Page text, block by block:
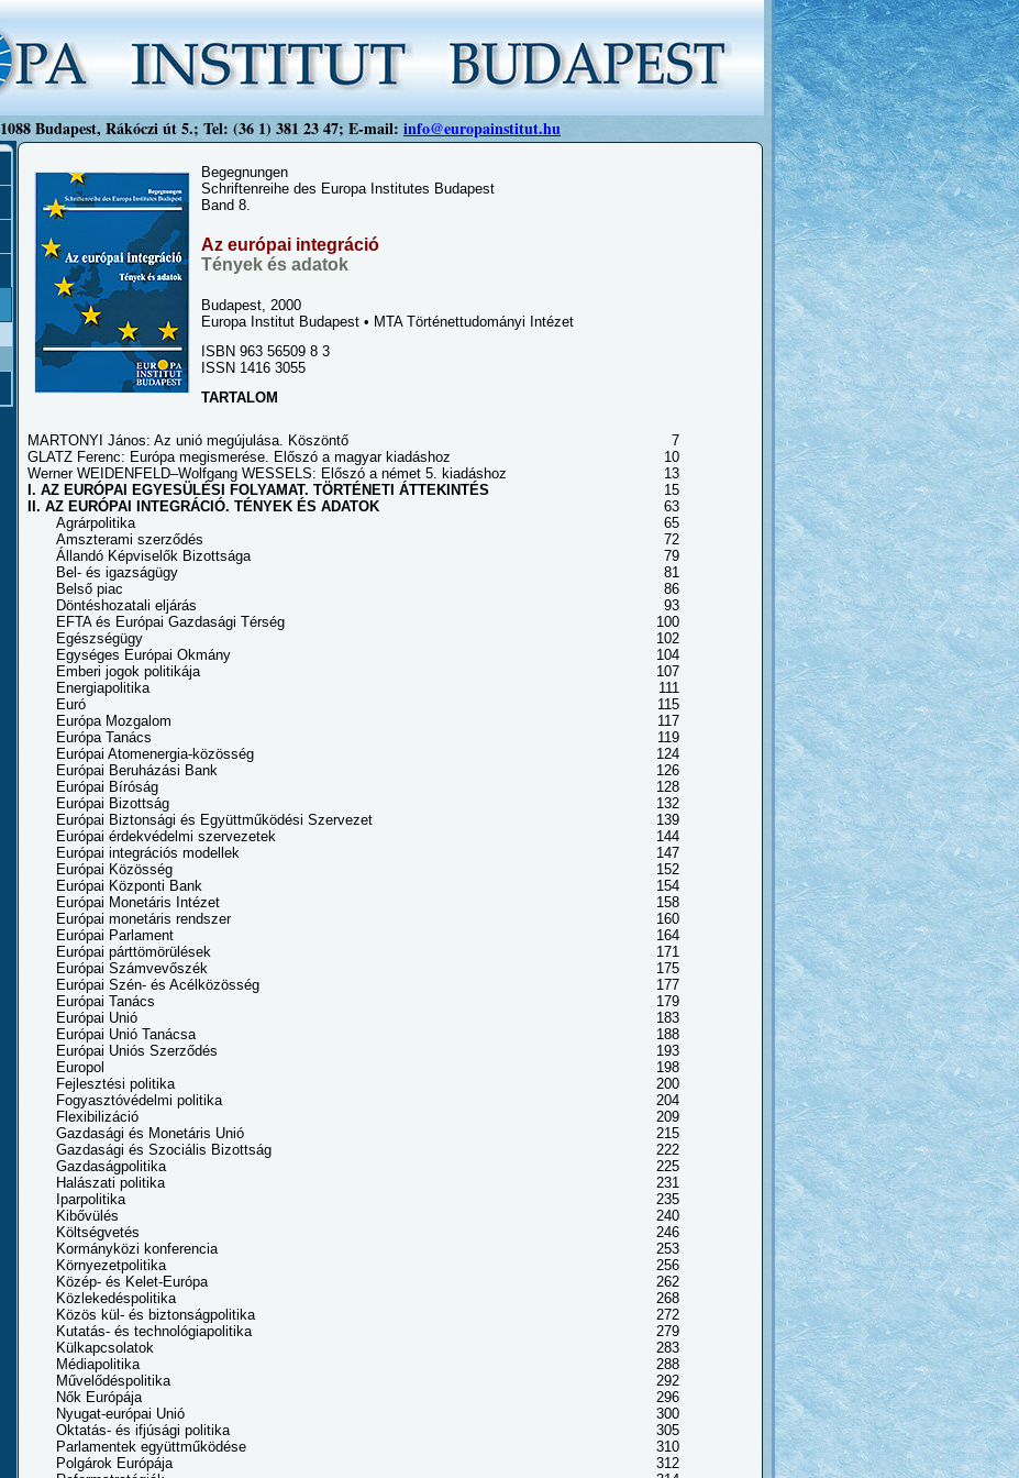
1088 Budapest, Rákóczi út 5.; Tel: (36 1) 381 23 47; E-mail: info@europainstitut.hu
Begegnungen
Schriftenreihe des Europa Institutes Budapest
Band 8.
Az európai integráció
Tények és adatok
Budapest, 2000
Europa Institut Budapest • MTA Történettudományi Intézet
ISBN 963 56509 8 3
ISSN 1416 3055
TARTALOM
MARTONYI János: Az unió megújulása. Köszöntő
GLATZ Ferenc: Európa megismerése. Előszó a magyar kiadáshoz
Werner WEIDENFELD–Wolfgang WESSELS: Előszó a német 5. kiadáshoz
I. AZ EURÓPAI EGYESÜLÉSI FOLYAMAT. TÖRTÉNETI ÁTTEKINTÉS
II. AZ EURÓPAI INTEGRÁCIÓ. TÉNYEK ÉS ADATOK
Agrárpolitika
Amszterami szerződés
Állandó Képviselők Bizottsága
Bel- és igazságügy
Belső piac
Döntéshozatali eljárás
EFTA és Európai Gazdasági Térség
Egészségügy
Egységes Európai Okmány
Emberi jogok politikája
Energiapolitika
Euró
Európa Mozgalom
Európa Tanács
Európai Atomenergia-közösség
Európai Beruházási Bank
Európai Bíróság
Európai Bizottság
Európai Biztonsági és Együttműködési Szervezet
Európai érdekvédelmi szervezetek
Európai integrációs modellek
Európai Közösség
Európai Központi Bank
Európai Monetáris Intézet
Európai monetáris rendszer
Európai Parlament
Európai párttömörülések
Európai Számvevőszék
Európai Szén- és Acélközösség
Európai Tanács
Európai Unió
Európai Unió Tanácsa
Európai Uniós Szerződés
Europol
Fejlesztési politika
Fogyasztóvédelmi politika
Flexibilizáció
Gazdasági és Monetáris Unió
Gazdasági és Szociális Bizottság
Gazdaságpolitika
Halászati politika
Iparpolitika
Kibővülés
Költségvetés
Kormányközi konferencia
Környezetpolitika
Közép- és Kelet-Európa
Közlekedéspolitika
Közös kül- és biztonságpolitika
Kutatás- és technológiapolitika
Külkapcsolatok
Médiapolitika
Művelődéspolitika
Nők Európája
Nyugat-európai Unió
Oktatás- és ifjúsági politika
Parlamentek együttműködése
Polgárok Európája
7
10
13
15
63
65
72
79
81
86
93
100
102
104
107
111
115
117
119
124
126
128
132
139
144
147
152
154
158
160
164
171
175
177
179
183
188
193
198
200
204
209
215
222
225
231
235
240
246
253
256
262
268
272
279
283
288
292
296
300
305
310
312